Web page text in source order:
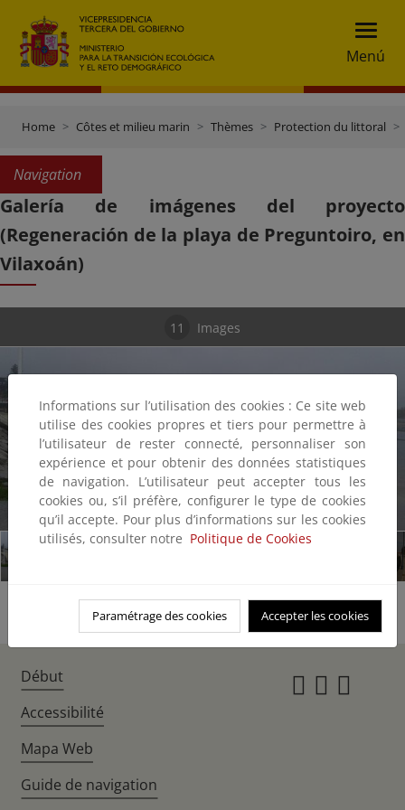
Menú
Home Côtes et milieu marin Thèmes Protection du littoral
Navigation
Galería de imágenes del proyecto
(Regeneración de la playa de Preguntoiro, en
Vilaxoán)
11 Images
1/11
Informations sur l’utilisation des cookies : Ce site web
utilise des cookies propres et tiers pour permettre à
l’utilisateur de rester connecté, personnaliser son
expérience et pour obtenir des données statistiques
de navigation. L’utilisateur peut accepter tous les
cookies ou, s’il préfère, configurer le type de cookies
qu’il accepte. Pour plus d’informations sur les cookies
utilisés, consulter notre Politique de Cookies
Paramétrage des cookies Accepter les cookies
Début
Accessibilité
Mapa Web
Guide de navigation